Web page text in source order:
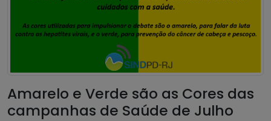
Amarelo e Verde são as Cores das
campanhas de Saúde de Julho